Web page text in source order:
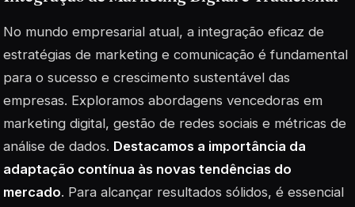
No mundo empresarial atual, a integração eficaz de
estratégias de marketing e comunicação é fundamental
para o sucesso e crescimento sustentável das
empresas. Exploramos abordagens vencedoras em
marketing digital, gestão de redes sociais e métricas de
análise de dados. Destacamos a importância da
adaptação contínua às novas tendências do
mercado. Para alcançar resultados sólidos, é essencial